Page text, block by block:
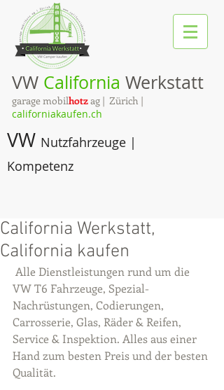
VW California Werkstatt
garage mobilhotzag | Zürich |
californiakaufen.ch
VW Nutzfahrzeuge |
Kompetenz
California Werkstatt,
California kaufen
VW T6 Fahrzeuge, Spezial-
Nachrüstungen, Codierungen,
Carrosserie, Glas, Räder & Reifen,
Service & Inspektion. Alles aus einer
Hand zum besten Preis und der besten
Qualität.